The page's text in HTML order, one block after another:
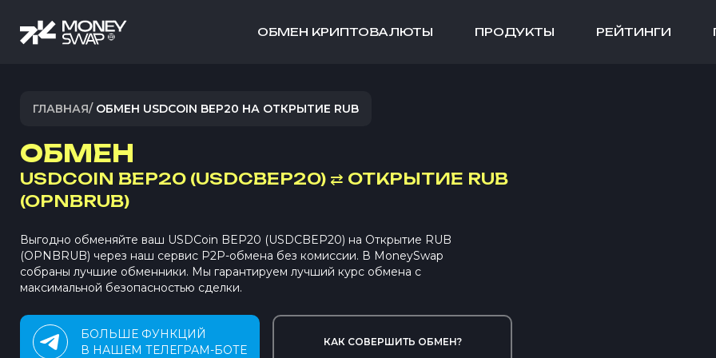
ОБМЕН КРИПТОВАЛЮТЫ ПРОДУКТЫ РЕЙТИНГИ
ГЛАВНАЯ/ ОБМЕН USDCOIN BEP20 НА ОТКРЫТИЕ RUB
ОБМЕН
USDCOIN BEP20 (USDCBEP20) ⇄ ОТКРЫТИЕ RUB
(OPNBRUB)
Выгодно обменяйте ваш USDCoin BEP20 (USDCBEP20) на Открытие RUB
(OPNBRUB) через наш сервис P2P-обмена без комиссии. В MoneySwap
собраны лучшие обменники. Мы гарантируем лучший курс обмена с
максимальной безопасностью сделки.
БОЛЬШЕ ФУНКЦИЙ
В НАШЕМ ТЕЛЕГРАМ-БОТЕ
КАК СОВЕРШИТЬ ОБМЕН?